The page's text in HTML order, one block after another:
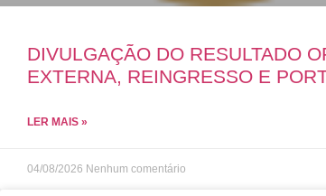
DIVULGAÇÃO DO RESULTADO
EXTERNA, REINGRESSO E
LER MAIS »
04/08/2026 Nenhum comentário